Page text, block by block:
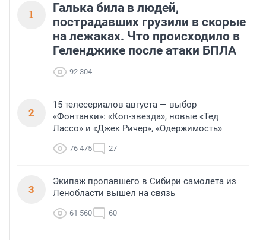
1
Галька била в людей,
пострадавших грузили в скорые
на лежаках. Что происходило в
Геленджике после атаки БПЛА
92 304
2
15 телесериалов августа — выбор
«Фонтанки»: «Коп-звезда», новые «Тед
Лассо» и «Джек Ричер», «Одержимость»
76 475 27
3
Экипаж пропавшего в Сибири самолета из
Ленобласти вышел на связь
61 560 60